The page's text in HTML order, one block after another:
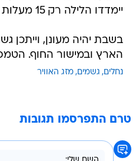
יימדדו הלילה רק 15 מעלות ומחר 23.
בשבת יהיה מעונן, וייתכן
הארץ ובמישור החוף.
נחלים גשמים מזג האוויר
טרם התפרסמו תגובות